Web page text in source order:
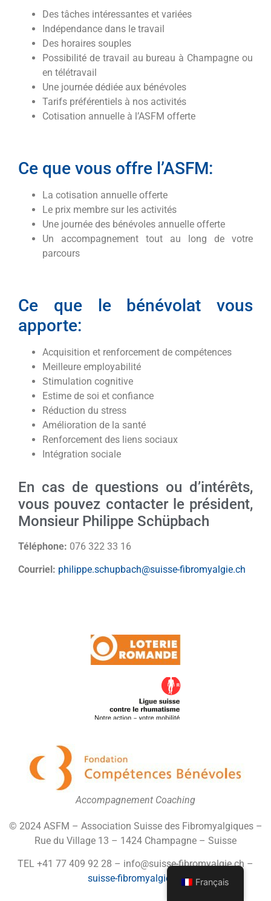
Des tâches intéressantes et variées
Indépendance dans le travail
Des horaires souples
Possibilité de travail au bureau à Champagne ou
en télétravail
Une journée dédiée aux bénévoles
Tarifs préférentiels à nos activités
Cotisation annuelle à l’ASFM offerte
Ce que vous offre l’ASFM:
La cotisation annuelle offerte
Le prix membre sur les activités
Une journée des bénévoles annuelle offerte
Un accompagnement tout au long de votre
parcours
Ce que le bénévolat vous
apporte:
Acquisition et renforcement de compétences
Meilleure employabilité
Stimulation cognitive
Estime de soi et confiance
Réduction du stress
Amélioration de la santé
Renforcement des liens sociaux
Intégration sociale
En cas de questions ou d’intérêts,
vous pouvez contacter le président,
Monsieur Philippe Schüpbach
Téléphone: 076 322 33 16
Courriel: philippe.schupbach@suisse-fibromyalgie.ch
Accompagnement Coaching
© 2024 ASFM – Association Suisse des Fibromyalgiques –
Rue du Village 13 – 1424 Champagne – Suisse
TEL +41 77 409 92 28 – info@suisse-fibromyalgie.ch –
suisse-fibromyalgie.ch
Français